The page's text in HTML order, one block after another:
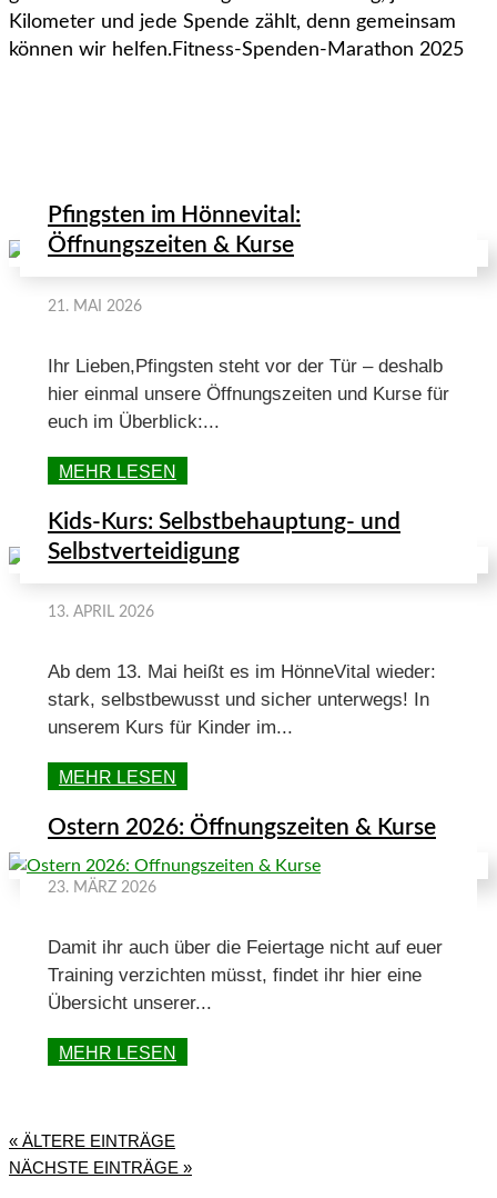
Kilometer und jede Spende zählt, denn gemeinsam
können wir helfen.Fitness-Spenden-Marathon 2025
Pfingsten im Hönnevital:
Öffnungszeiten & Kurse
21. MAI 2026
Ihr Lieben,Pfingsten steht vor der Tür – deshalb
hier einmal unsere Öffnungszeiten und Kurse für
euch im Überblick:...
MEHR LESEN
Kids-Kurs: Selbstbehauptung- und
Selbstverteidigung
13. APRIL 2026
Ab dem 13. Mai heißt es im HönneVital wieder:
stark, selbstbewusst und sicher unterwegs! In
unserem Kurs für Kinder im...
MEHR LESEN
Ostern 2026: Öffnungszeiten & Kurse
23. MÄRZ 2026
Damit ihr auch über die Feiertage nicht auf euer
Training verzichten müsst, findet ihr hier eine
Übersicht unserer...
MEHR LESEN
« ÄLTERE EINTRÄGE
NÄCHSTE EINTRÄGE »